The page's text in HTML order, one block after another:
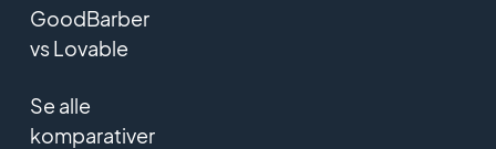
GoodBarber
vs Lovable
Se alle
komparativer